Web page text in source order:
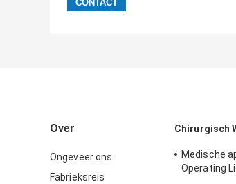
Over
Ongeveer ons
Fabrieksreis
Chirurgisch
Medische
Operating